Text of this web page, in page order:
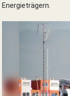
Energieträgern.